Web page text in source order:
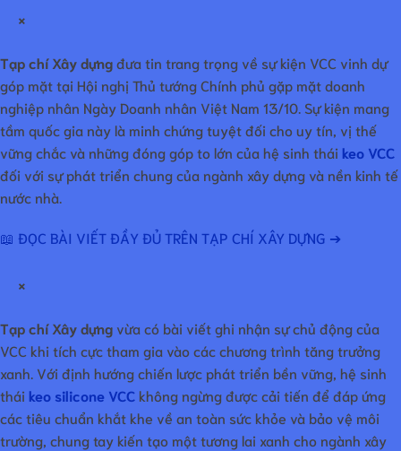
×
Tạp chí Xây dựngđưa tin trang trọng về sự kiện VCC vinh dự
góp mặt tại Hội nghị Thủ tướng Chính phủ gặp mặt doanh
nghiệp nhân Ngày Doanh nhân Việt Nam 13/10. Sự kiện mang
tầm quốc gia này là minh chứng tuyệt đối cho uy tín, vị thế
vững chắc và những đóng góp to lớn của hệ sinh thái keo VCC
đối với sự phát triển chung của ngành xây dựng và nền kinh tế
nước nhà.
📖 ĐỌC BÀI VIẾT ĐẦY ĐỦ TRÊN TẠP CHÍ XÂY DỰNG ➔
×
Tạp chí Xây dựngvừa có bài viết ghi nhận sự chủ động của
VCC khi tích cực tham gia vào các chương trình tăng trưởng
xanh. Với định hướng chiến lược phát triển bền vững, hệ sinh
thái keo silicone VCC không ngừng được cải tiến để đáp ứng
các tiêu chuẩn khắt khe về an toàn sức khỏe và bảo vệ môi
trường, chung tay kiến tạo một tương lai xanh cho ngành xây